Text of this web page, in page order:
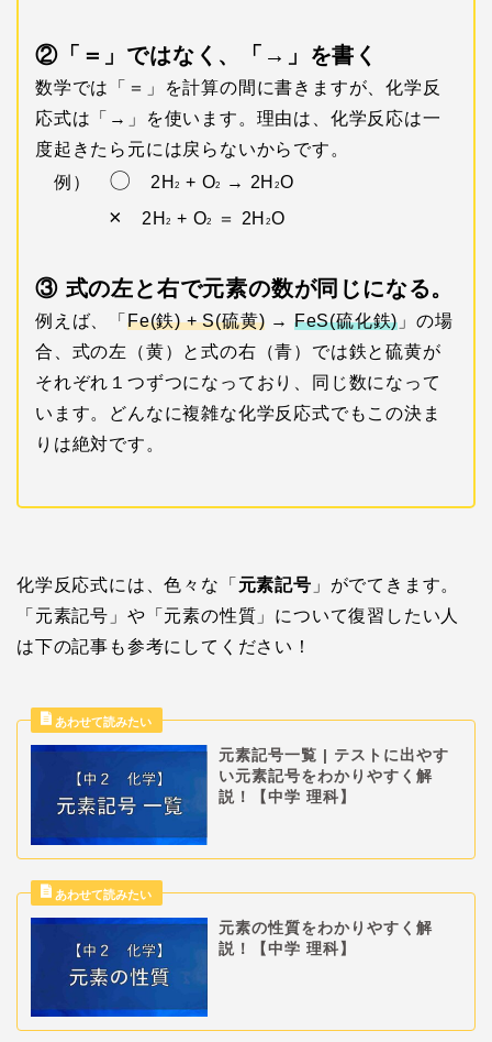
②「＝」ではなく、「→」を書く
数学では「＝」を計算の間に書きますが、化学反
応式は「→」を使います。理由は、化学反応は一
度起きたら元には戻らないからです。
例） 〇 2H2 + O2 → 2H2O
× 2H2 + O2 ＝ 2H2O
③ 式の左と右で元素の数が同じになる。
例えば、「 Fe(鉄) + S(硫黄) → FeS(硫化鉄) 」の場
合、式の左（黄）と式の右（青）では鉄と硫黄が
それぞれ１つずつになっており、同じ数になって
います。どんなに複雑な化学反応式でもこの決ま
りは絶対です。
化学反応式には、色々な「 元素記号 」がでてきます。
「元素記号」や「元素の性質」について復習したい人
は下の記事も参考にしてください！
元素記号一覧 | テストに出やす
い元素記号をわかりやすく解
説！【中学 理科】
元素の性質をわかりやすく解
説！【中学 理科】